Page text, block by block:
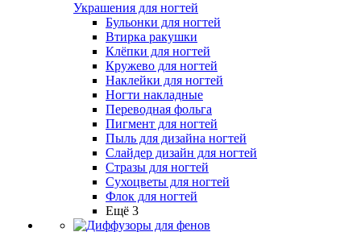
Украшения для ногтей
Бульонки для ногтей
Втирка ракушки
Клёпки для ногтей
Кружево для ногтей
Наклейки для ногтей
Ногти накладные
Переводная фольга
Пигмент для ногтей
Пыль для дизайна ногтей
Слайдер дизайн для ногтей
Стразы для ногтей
Сухоцветы для ногтей
Флок для ногтей
Ещё 3